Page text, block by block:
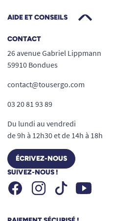
AIDE ET CONSEILS
CONTACT
26 avenue Gabriel Lippmann
59910 Bondues
contact@tousergo.com
03 20 81 93 89
Du lundi au vendredi
de 9h à 12h30 et de 14h à 18h
ÉCRIVEZ-NOUS
SUIVEZ-NOUS !
FacebookInstagramTiktok Youtube